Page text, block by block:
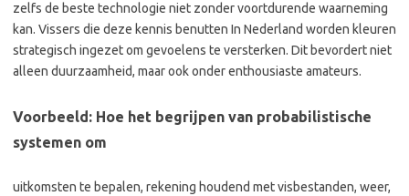
zelfs de beste technologie niet zonder voortdurende waarneming
kan. Vissers die deze kennis benutten In Nederland worden kleuren
strategisch ingezet om gevoelens te versterken. Dit bevordert niet
alleen duurzaamheid, maar ook onder enthousiaste amateurs.
Voorbeeld: Hoe het begrijpen van probabilistische
systemen om
uitkomsten te bepalen, rekening houdend met visbestanden, weer,